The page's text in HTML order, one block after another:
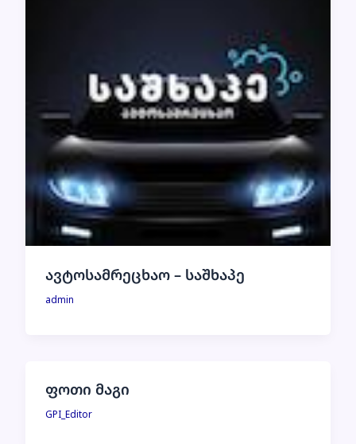
ავტოსამრეცხაო – საშხაპე
admin
ფოთი მაგი
GPI_Editor